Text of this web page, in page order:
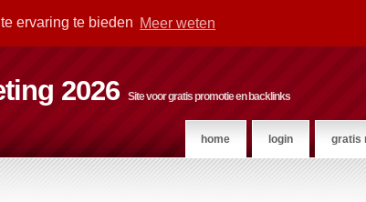
ervaring te bieden Meer weten
2026 Site voor gratis promotie en backlinks
home login gratis